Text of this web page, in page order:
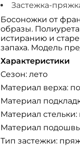
Застежка-
Босоножки от
образы.
истиранию и
запаха. Модель
Характеристики
Сезон: лето
Материал верха:
Материал
Материал
Материал
Тип застежки: